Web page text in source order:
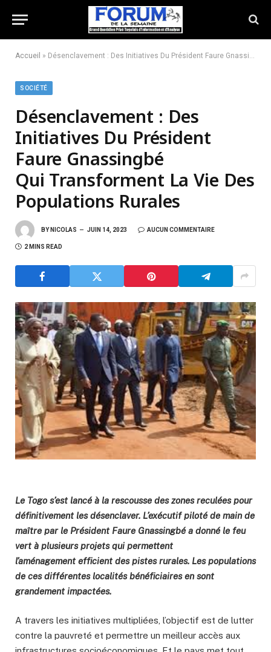
Accueil » Désenclavement : Des Initiatives Du Président Faure Gnassingbé Qui Transforment La Vie Des Populations Rurales
SOCIÉTÉ
Désenclavement : Des
Initiatives Du Président
Faure Gnassingbé
Qui Transforment La Vie Des
Populations Rurales
BY NICOLAS JUIN 14, 2023 AUCUN COMMENTAIRE
2 MINS READ
Le Togo s’est lancé à la rescousse des zones reculées pour
définitivement les désenclaver. L’exécutif piloté de main de
maître par le Président Faure Gnassingbé a donné le feu
vert à plusieurs projets qui permettent
l’aménagement efficient des pistes rurales. Les populations
de ces différentes localités bénéficiaires en sont
grandement impactées.
A travers les initiatives multipliées, l’objectif est de lutter
contre la pauvreté et permettre un meilleur accès aux